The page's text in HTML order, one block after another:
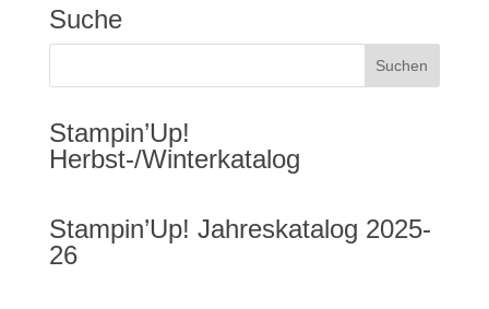
Suche
Stampin’Up!
Herbst-/Winterkatalog
Stampin’Up! Jahreskatalog 2025-
26